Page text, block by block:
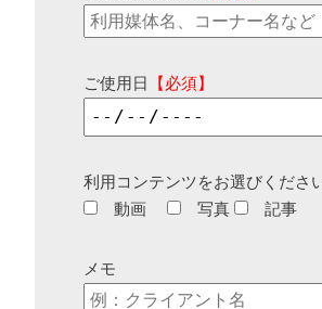
ご使用日 【必須】
利用コンテンツをお選びくださ
動画
写真 記事
メモ